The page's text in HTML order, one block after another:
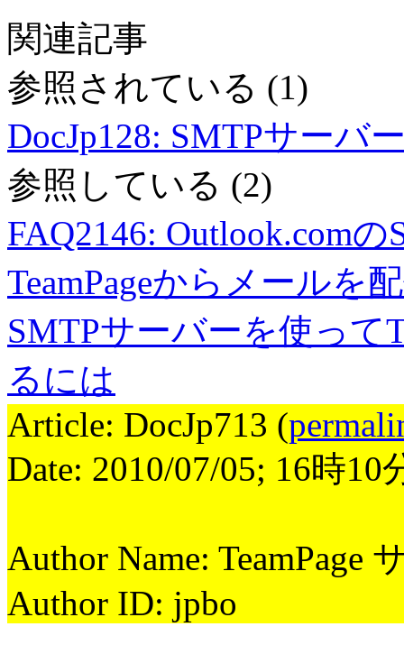
関連記事
参照されている (1)
DocJp128: SMTPサーバ
参照している (2)
FAQ2146: Outlook.com
TeamPageからメールを
SMTPサーバーを使って
るには
Article: DocJp713 (
Date: 2010/07/05; 16時10
Author Name: TeamPage
Author ID: jpbo